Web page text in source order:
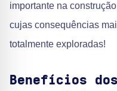
importante na
cujas consequências
totalmente exploradas!
Benefícios